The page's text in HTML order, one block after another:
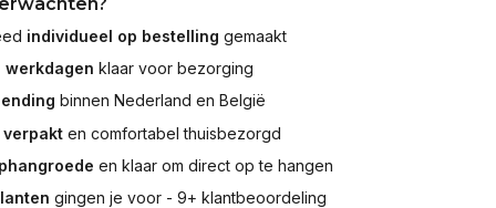
individueel op bestelling gemaakt
werkdagen klaar voor bezorging
binnen Nederland en België
en comfortabel thuisbezorgd
en klaar om direct op te hangen
gingen je voor - 9+ klantbeoordeling